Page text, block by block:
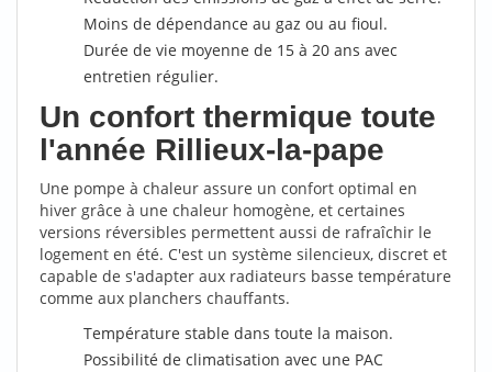
Moins de dépendance au gaz ou au fioul.
Durée de vie moyenne de 15 à 20 ans avec
entretien régulier.
Un confort thermique toute
l'année Rillieux-la-pape
Une pompe à chaleur assure un confort optimal en
hiver grâce à une chaleur homogène, et certaines
versions réversibles permettent aussi de rafraîchir le
logement en été. C'est un système silencieux, discret et
capable de s'adapter aux radiateurs basse température
comme aux planchers chauffants.
Température stable dans toute la maison.
Possibilité de climatisation avec une PAC